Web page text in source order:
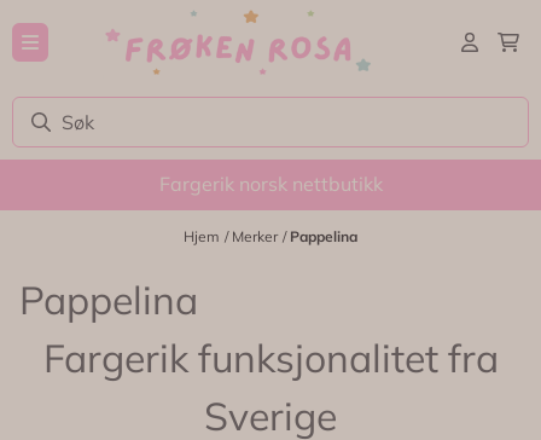
Hopp til innhold
Fargerik norsk nettbutikk
Hjem / Merker / Pappelina
Pappelina
Fargerik funksjonalitet fra
Sverige